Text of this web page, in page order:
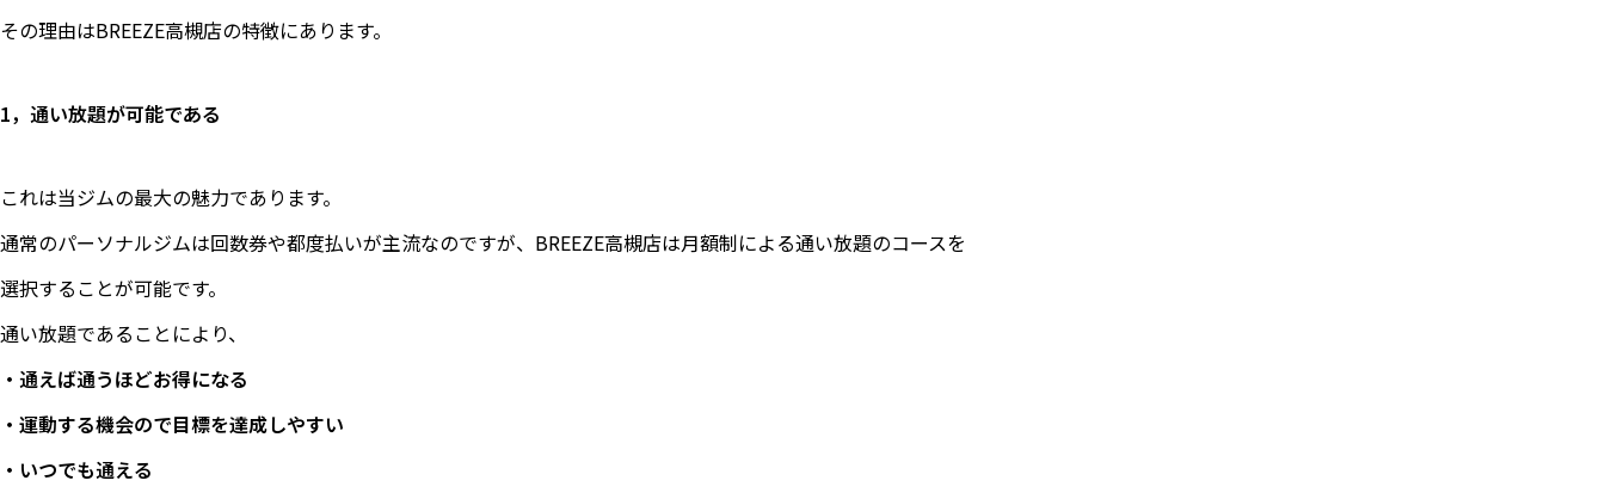
その理由はBREEZE高槻店の特徴にあります。
1，通い放題が可能である
これは当ジムの最大の魅力であります。
通常のパーソナルジムは回数券や都度払いが主流なのですが、BREEZE高槻店は月額制による通い放題のコースを
選択することが可能です。
通い放題であることにより、
・通えば通うほどお得になる
・運動する機会ので目標を達成しやすい
・いつでも通える